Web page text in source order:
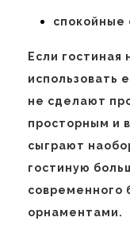
спокойные
Если гостиная
использовать
не сделают
просторным и
сыграют
гостиную
современного
орнаментами.